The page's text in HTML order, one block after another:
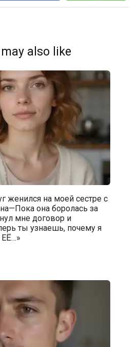
also like
женился на моей сестре с
она боролась за
мне договор и
ты узнаешь, почему я